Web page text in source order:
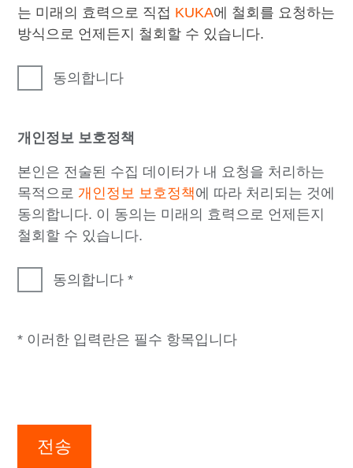
는 미래의 효력으로 직접 KUKA에 철회를 요청하는
방식으로 언제든지 철회할 수 있습니다.
동의합니다
개인정보 보호정책
본인은 전술된 수집 데이터가 내 요청을 처리하는
목적으로개인정보 보호정책에 따라 처리되는 것에
동의합니다. 이 동의는 미래의 효력으로 언제든지
철회할 수 있습니다.
동의합니다
* 이러한 입력란은 필수 항목입니다
전송